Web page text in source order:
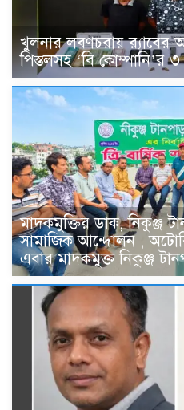
খুলনার লবণচরায় র‍্যাবের
পিস্তলসহ ‘বি কোম্পানি’র
মাদকমুক্তির ডাক, নিকুঞ্জ
সামাজিক আন্দোলন ,
এবার মাদকমুক্ত নিকুঞ্জ